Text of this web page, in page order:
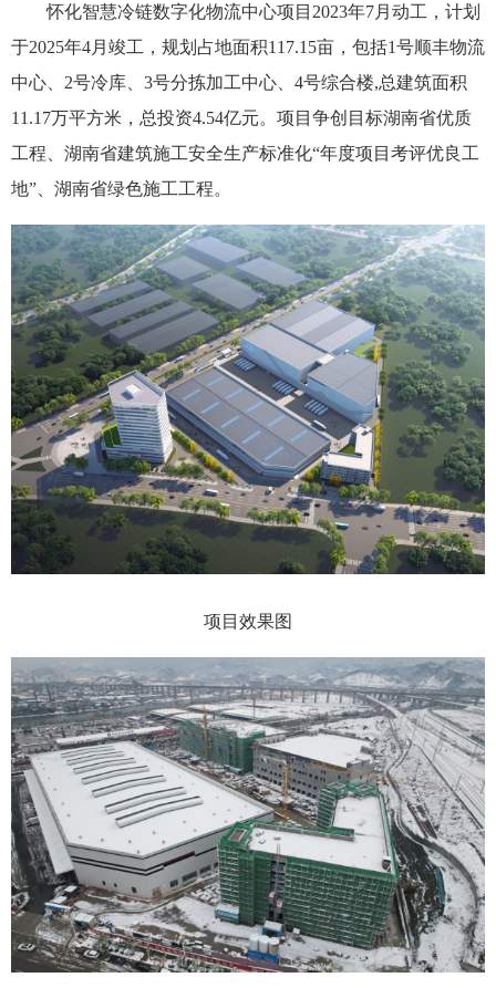
怀化智慧冷链数字化物流中心项目2023年7月动工，计划
于2025年4月竣工，规划占地面积117.15亩，包括1号顺丰物流
中心、2号冷库、3号分拣加工中心、4号综合楼,总建筑面积
11.17万平方米，总投资4.54亿元。项目争创目标湖南省优质
工程、湖南省建筑施工安全生产标准化“年度项目考评优良工
地”、湖南省绿色施工工程。
项目效果图